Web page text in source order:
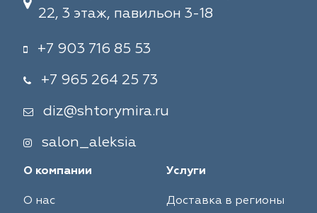
22, 3 этаж, павильон 3-18
+7 903 716 85 53
+7 965 264 25 73
diz@shtorymira.ru
salon_aleksia
О компании
О нас
Услуги
Доставка в регионы